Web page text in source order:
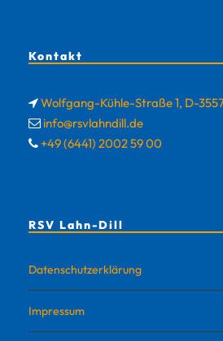
Kontakt
Wolfgang-Kühle-Straße 1, D-
info@rsvlahndill.de
+49 (6441) 2002 59 00
RSV Lahn-Dill
Datenschutzerklärung
Impressum